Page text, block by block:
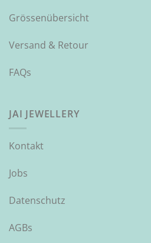
Grössenübersicht
Versand & Retour
FAQs
JAI JEWELLERY
Kontakt
Jobs
Datenschutz
AGBs